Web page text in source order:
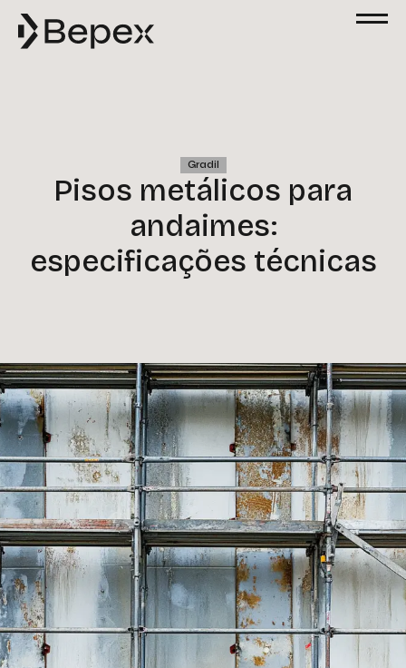
Gradil
Pisos metálicos para
andaimes:
especificações técnicas
Solicite um Orçamento
Empresa
Descreva aqui seu projeto e necessidade
que nós iremos avaliar e propor a melhor
solução.
Aceito receber emails da Bepex.